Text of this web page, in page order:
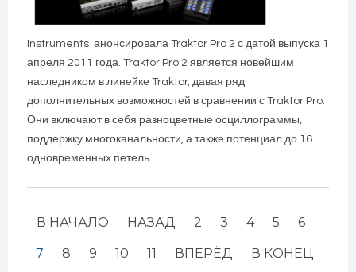
Instruments анонсировала Traktor Pro 2 с датой выпуска 1
апреля 2011 года. Traktor Pro 2 является новейшим
наследником в линейке Traktor, давая ряд
дополнительных возможностей в сравнении с Traktor Pro.
Они включают в себя разноцветные осциллограммы,
поддержку многоканальности, а также потенциал до 16
одновременных петель.
В НАЧАЛО НАЗАД 2 3 4 5 6
7 8 9 10 11 ВПЕРЁД В КОНЕЦ